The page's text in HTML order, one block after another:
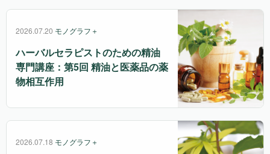
2026.07.20 モノグラフ＋
ハーバルセラピストのための精油
専門講座：第5回 精油と医薬品の薬
物相互作用
2026.07.18 モノグラフ＋